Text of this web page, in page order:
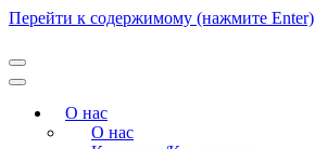
Перейти к содержимому (нажмите Enter)
О нас
О нас